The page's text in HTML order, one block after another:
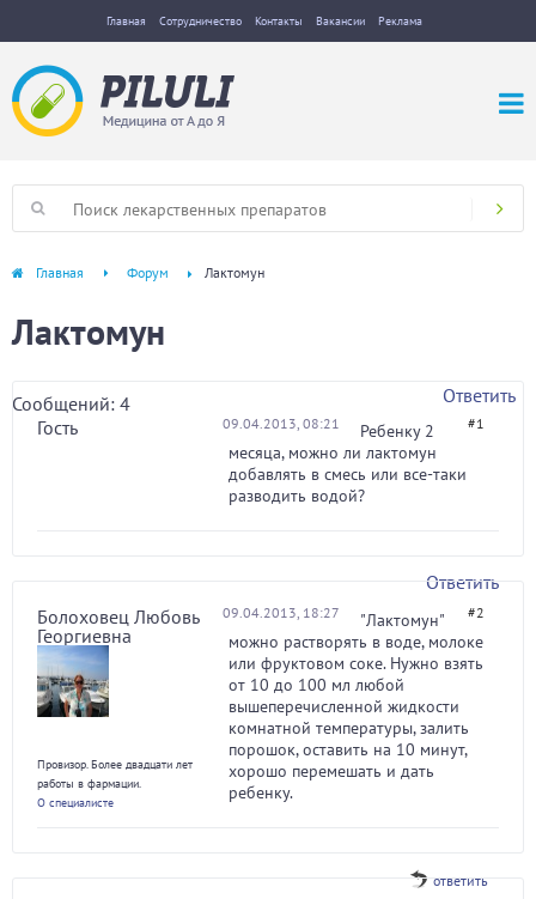
Главная Сотрудничество Контакты Вакансии Реклама
Главная Форум Лактомун
Лактомун
Сообщений: 4
Ответить
Гость
09.04.2013, 08:21 #1
Ребенку 2
месяца, можно ли лактомун
добавлять в смесь или все-таки
разводить водой?
Ответить
Болоховец Любовь
Георгиевна
Провизор. Более двадцати лет
работы в фармации.
О специалисте
09.04.2013, 18:27 #2
"Лактомун"
можно растворять в воде, молоке
или фруктовом соке. Нужно взять
от 10 до 100 мл любой
вышеперечисленной жидкости
комнатной температуры, залить
порошок, оставить на 10 минут,
хорошо перемешать и дать
ребенку.
ответить